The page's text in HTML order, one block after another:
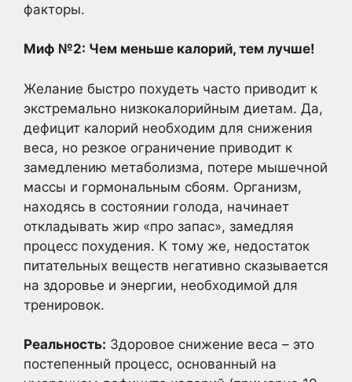
факторы.
Миф №2: Чем меньше калорий, тем лучше!
Желание быстро похудеть часто приводит к
экстремально низкокалорийным диетам. Да,
дефицит калорий необходим для снижения
веса, но резкое ограничение приводит к
замедлению метаболизма, потере мышечной
массы и гормональным сбоям. Организм,
находясь в состоянии голода, начинает
откладывать жир «про запас», замедляя
процесс похудения. К тому же, недостаток
питательных веществ негативно сказывается
на здоровье и энергии, необходимой для
тренировок.
Реальность: Здоровое снижение веса – это
постепенный процесс, основанный на